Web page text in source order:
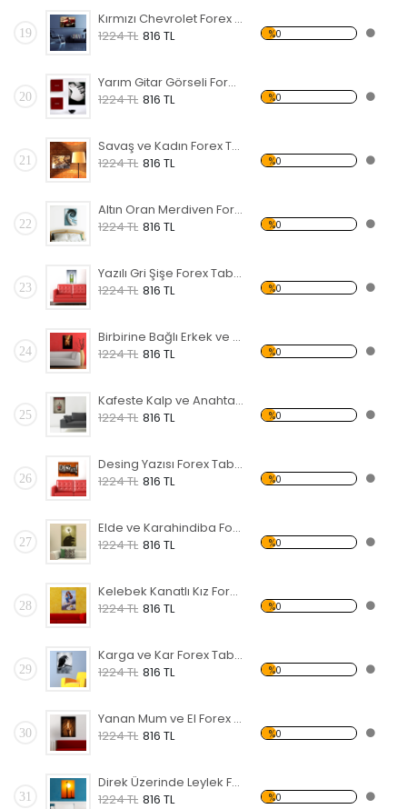
19
Kırmızı Chevrolet Forex Tablo
1224 TL 816 TL %0
20
Yarım Gitar Görseli Forex Tablo
1224 TL 816 TL %0
21
Savaş ve Kadın Forex Tablo
1224 TL 816 TL %0
22
Altın Oran Merdiven Forex Tablo
1224 TL 816 TL %0
23
Yazılı Gri Şişe Forex Tablo
1224 TL 816 TL %0
24
Birbirine Bağlı Erkek ve Kadın Eli Forex Tablo
1224 TL 816 TL %0
25
Kafeste Kalp ve Anahtar Forex Tablo
1224 TL 816 TL %0
26
Desing Yazısı Forex Tablo
1224 TL 816 TL %0
27
Elde ve Karahindiba Forex Tablo
1224 TL 816 TL %0
28
Kelebek Kanatlı Kız Forex Tablo
1224 TL 816 TL %0
29
Karga ve Kar Forex Tablo
1224 TL 816 TL %0
30
Yanan Mum ve El Forex Tablo
1224 TL 816 TL %0
31
Direk Üzerinde Leylek Forex Tablo
1224 TL 816 TL %0